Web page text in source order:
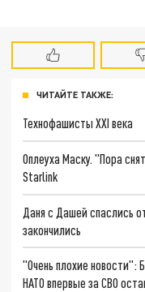
ЧИТАЙТЕ ТАКЖЕ:
Технофашисты XXI века
Оплеуха Маску. "Пора
Starlink
Даня с Дашей спаслись
закончились
"Очень плохие новости":
НАТО впервые за СВО